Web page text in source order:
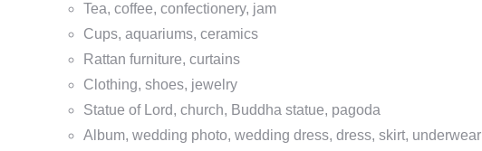
Tea, coffee, confectionery, jam
Cups, aquariums, ceramics
Rattan furniture, curtains
Clothing, shoes, jewelry
Statue of Lord, church, Buddha statue, pagoda
Album, wedding photo, wedding dress, dress, skirt,